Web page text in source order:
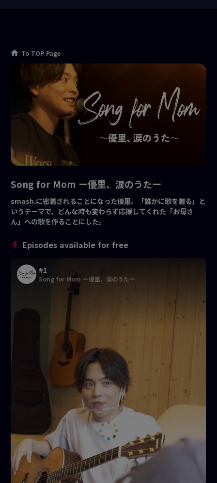
To TOP Page
Song for Mom ー優里、涙のうたー
smash.に密着されることになった優里。「誰かに歌を贈る」と
いうテーマで、どんな時も変わらず応援してくれた「お母さ
ん」への歌を作ることにした。
Episodes available for free
#1
Song for Mom ー優里、涙のうたー